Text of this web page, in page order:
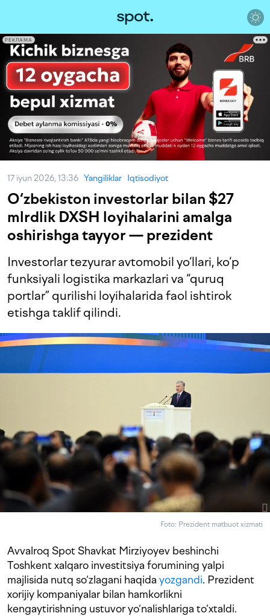
РЕКЛАМА
17 iyun 2026, 13:36 Yangiliklar Iqtisodiyot
O‘zbekiston investorlar bilan $27
mlrdlik DXSH loyihalarini amalga
oshirishga tayyor — prezident
Investorlar tezyurar avtomobil yo‘llari, ko‘p
funksiyali logistika markazlari va “quruq
portlar” qurilishi loyihalarida faol ishtirok
etishga taklif qilindi.
Foto: Prezident matbuot xizmati
Avvalroq Spot Shavkat Mirziyoyev beshinchi
Toshkent xalqaro investitsiya forumining yalpi
majlisida nutq so‘zlagani haqida yozgandi. Prezident
xorijiy kompaniyalar bilan hamkorlikni
kengaytirishning ustuvor yo‘nalishlariga to‘xtaldi.